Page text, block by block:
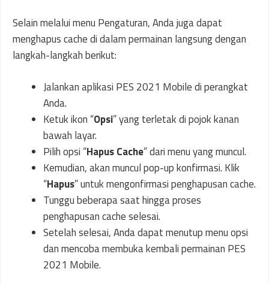
Selain melalui menu Pengaturan, Anda juga dapat
menghapus cache di dalam permainan langsung dengan
langkah-langkah berikut:
Jalankan aplikasi PES 2021 Mobile di perangkat
Anda.
Ketuk ikon “Opsi” yang terletak di pojok kanan
bawah layar.
Pilih opsi “Hapus Cache” dari menu yang muncul.
Kemudian, akan muncul pop-up konfirmasi. Klik
“Hapus” untuk mengonfirmasi penghapusan cache.
Tunggu beberapa saat hingga proses
penghapusan cache selesai.
Setelah selesai, Anda dapat menutup menu opsi
dan mencoba membuka kembali permainan PES
2021 Mobile.